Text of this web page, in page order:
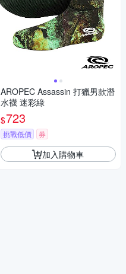
AROPEC Assassin 打獵男款潛
水襪 迷彩綠
$723
挑戰低價 券
加入購物車